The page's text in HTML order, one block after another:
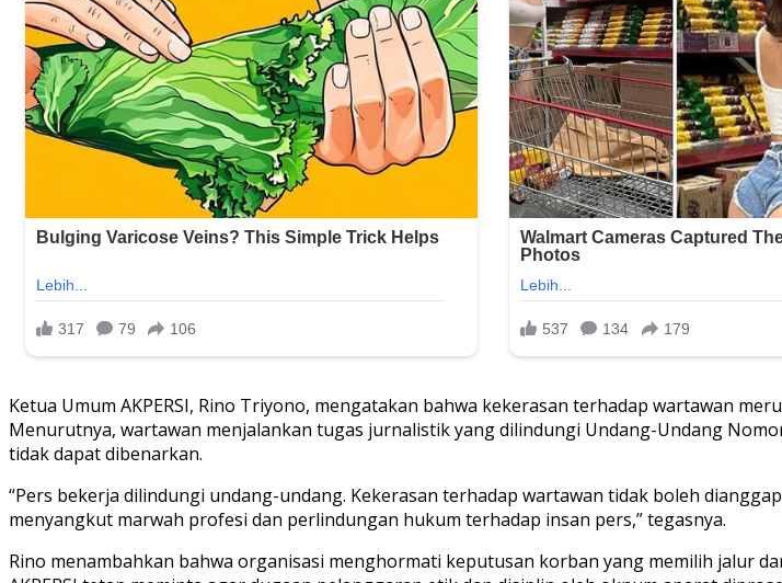
Ketua Umum AKPERSI, Rino Triyono, mengatakan bahwa kekerasan terhadap wartawan
Menurutnya, wartawan menjalankan tugas jurnalistik yang dilindungi Undang-Undang
tidak dapat dibenarkan.
“Pers bekerja dilindungi undang-undang. Kekerasan terhadap wartawan tidak boleh
menyangkut marwah profesi dan perlindungan hukum terhadap insan pers,” tegasnya.
Rino menambahkan bahwa organisasi menghormati keputusan korban yang memilih jalur